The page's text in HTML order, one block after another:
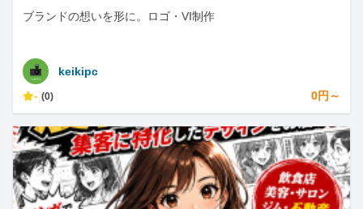
ブランドの想いを形に。ロゴ・VI制作
keikipc
- (0) 0円～